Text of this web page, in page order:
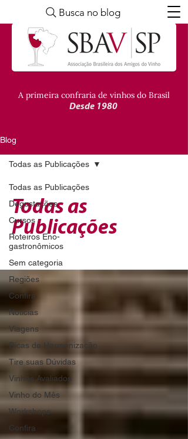
A primeira confraria de vinhos do Brasil
Desde 1980
Busca no blog
Blog
Todas as Publicações
Degustações
Cursos
Roteiros Eno-
gastronômicos
Sem categoria
Regiões
Confira
Notícias
Viagens
Dicas de Harmonização
Tire suas Dúvidas
Vinhos Avaliados
Vinho do Mês
Workshops
Confira
Todas as Publicações
Todas as
Publicações